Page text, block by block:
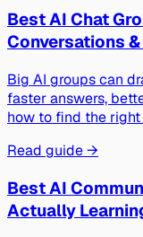
Best AI Chat
Conversations
Big AI groups can
faster answers,
how to find the
Read guide →
Best AI
Actually